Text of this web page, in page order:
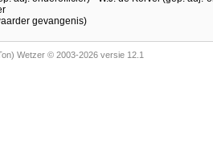
gevangenis)
Wetzer © 2003-2026 versie 12.1